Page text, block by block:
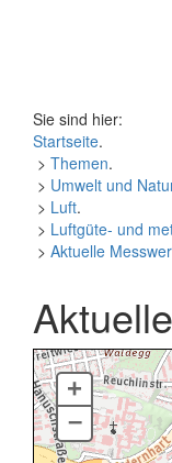
Sie sind hier:
Startseite.
> Themen.
> Umwelt und
> Luft.
> Luftgüte- und
> Aktuelle
+
–